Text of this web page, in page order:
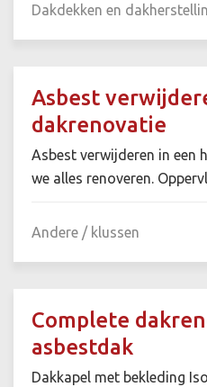
Dakdekken en
Asbest
dakrenovatie
Asbest verwijderen in een
we alles renoveren.
Andere / klussen
Complete
asbestdak
Dakkapel met bekleding